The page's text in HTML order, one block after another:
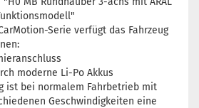
Serie verfügt das Fahrzeug
moderne Li-Po Akkus
ist bei normalem Fahrbetrieb mit
Geschwindigkeiten eine